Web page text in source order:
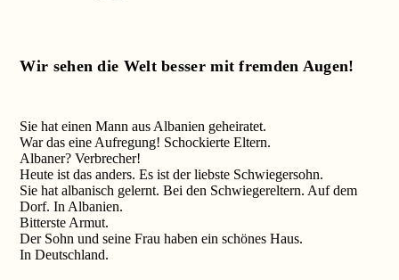
Wir sehen die Welt besser mit fremden Augen!
Sie hat einen Mann aus Albanien geheiratet.
War das eine Aufregung! Schockierte Eltern.
Albaner? Verbrecher!
Heute ist das anders. Es ist der liebste Schwiegersohn.
Sie hat albanisch gelernt. Bei den Schwiegereltern. Auf dem
Dorf. In Albanien.
Bitterste Armut.
Der Sohn und seine Frau haben ein schönes Haus.
In Deutschland.